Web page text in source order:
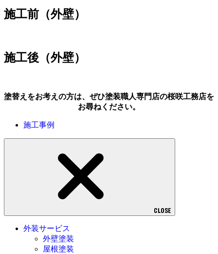
施工前（外壁）
施工後（外壁）
塗替えをお考えの方は、ぜひ塗装職人専門店の桜咲工務店を
お尋ねください。
施工事例
CLOSE
外装サービス
外壁塗装
屋根塗装